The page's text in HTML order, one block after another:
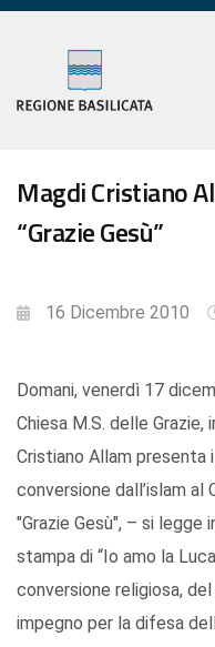
Magdi Cristiano
“Grazie Gesù”
16 Dicembre 2010
Domani, venerdì 17
Chiesa M.S. delle Grazie,
Cristiano Allam presenta
conversione dall’islam
"Grazie Gesù", – si legge
stampa di “Io amo la
conversione religiosa,
impegno per la difesa